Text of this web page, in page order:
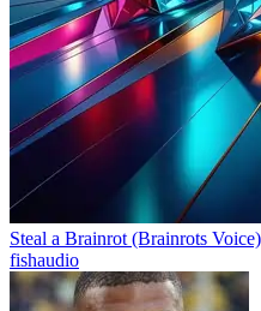
Steal a Brainrot (Brainrots Voice)
fishaudio